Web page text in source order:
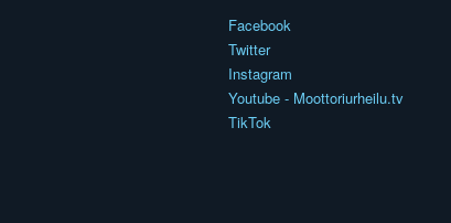
Facebook
Twitter
Instagram
Youtube - Moottoriurheilu.tv
TikTok